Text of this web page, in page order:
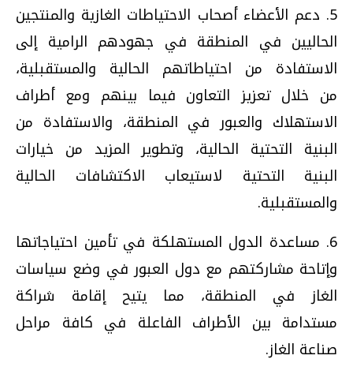
5. دعم الأعضاء أصحاب الاحتياطات الغازية والمنتجين
الحاليين في المنطقة في جهودهم الرامية إلى
الاستفادة من احتياطاتهم الحالية والمستقبلية،
من خلال تعزيز التعاون فيما بينهم ومع أطراف
الاستهلاك والعبور في المنطقة، والاستفادة من
البنية التحتية الحالية، وتطوير المزيد من خيارات
البنية التحتية لاستيعاب الاكتشافات الحالية
والمستقبلية.
6. مساعدة الدول المستهلكة في تأمين احتياجاتها
وإتاحة مشاركتهم مع دول العبور في وضع سياسات
الغاز في المنطقة، مما يتيح إقامة شراكة
مستدامة بين الأطراف الفاعلة في كافة مراحل
صناعة الغاز.